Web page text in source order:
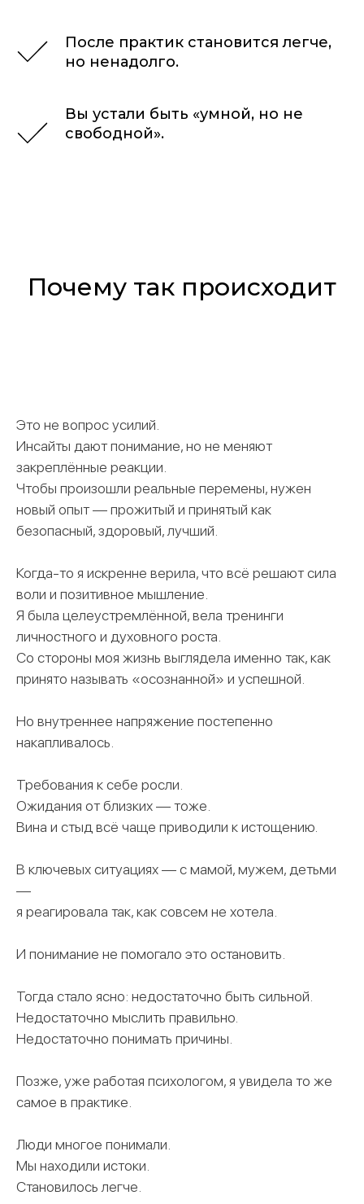
После практик становится легче,
но ненадолго.
Вы устали быть «умной, но не
свободной».
Почему так происходит
Это не вопрос усилий.
Инсайты дают понимание, но не меняют
закреплённые реакции.
Чтобы произошли реальные перемены, нужен
новый опыт — прожитый и принятый как
безопасный, здоровый, лучший.
Когда-то я искренне верила, что всё решают сила
воли и позитивное мышление.
Я была целеустремлённой, вела тренинги
личностного и духовного роста.
Со стороны моя жизнь выглядела именно так, как
принято называть «осознанной» и успешной.
Но внутреннее напряжение постепенно
накапливалось.
Требования к себе росли.
Ожидания от близких — тоже.
Вина и стыд всё чаще приводили к истощению.
В ключевых ситуациях — с мамой, мужем, детьми
—
я реагировала так, как совсем не хотела.
И понимание не помогало это остановить.
Тогда стало ясно: недостаточно быть сильной.
Недостаточно мыслить правильно.
Недостаточно понимать причины.
Позже, уже работая психологом, я увидела то же
самое в практике.
Люди многое понимали.
Мы находили истоки.
Становилось легче.